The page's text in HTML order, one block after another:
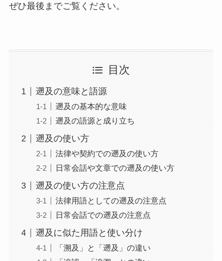
ぜひ最後までご覧ください。
目次
遡及の意味と語源
遡及の基本的な意味
遡及の語源と成り立ち
遡及の使い方
法律や契約での遡及の使い方
日常会話や文章での遡及の使い方
遡及の使い方の注意点
法律用語としての遡及の注意点
日常会話での遡及の注意点
遡及に似た用語と使い分け
「溯及」と「遡及」の違い